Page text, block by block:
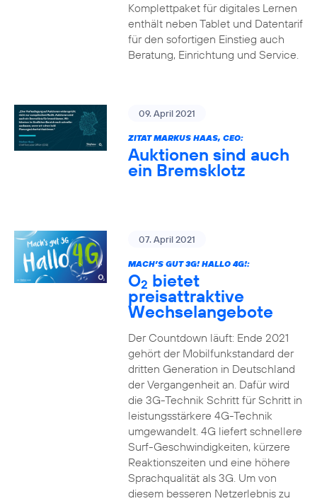
Komplettpaket für digitales Lernen
enthält neben Tablet und Datentarif
für den sofortigen Einstieg auch
Beratung, Einrichtung und Service.
09. April 2021
ZITAT MARKUS HAAS, CEO:
Auktionen sind auch
ein Bremsklotz
07. April 2021
MACH’S GUT 3G! HALLO 4G!:
O2 bietet
preisattraktive
Wechselangebote
Der Countdown läuft: Ende 2021
gehört der Mobilfunkstandard der
dritten Generation in Deutschland
der Vergangenheit an. Dafür wird
die 3G-Technik Schritt für Schritt in
leistungsstärkere 4G-Technik
umgewandelt. 4G liefert schnellere
Surf-Geschwindigkeiten, kürzere
Reaktionszeiten und eine höhere
Sprachqualität als 3G. Um von
diesem besseren Netzerlebnis zu